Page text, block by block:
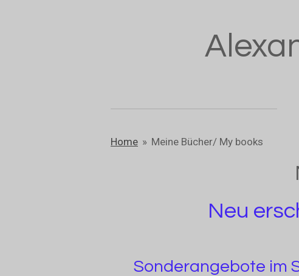
Home » Meine Bücher/ My books
Neu
Sonderangebote im